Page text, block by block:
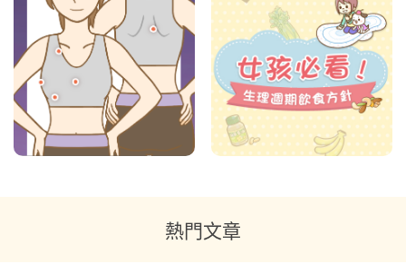
熱門文章